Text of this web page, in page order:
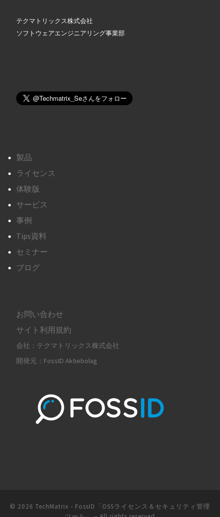
テクマトリックス株式会社
ソフトウェアエンジニアリング事業部
製品
ライセンス
体験版
サービス
事例
Tips資料
セミナー
ブログ
お問い合わせ
サイト利用規約
会社：テクマトリックス株式会社
開発元：FossID Aktiebolag
© 2026 TechMatrix - FossID「OSSライセンス＆セキュリティ管理